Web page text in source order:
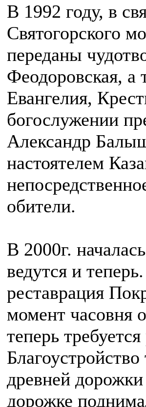
В 1992 году, в
Святогорского
переданы
Феодоровская,
Евангелия,
богослужении
Александр
настоятелем
обители.
В 2000г.
ведутся и
реставрация
момент часовня
теперь
древней
дорожке